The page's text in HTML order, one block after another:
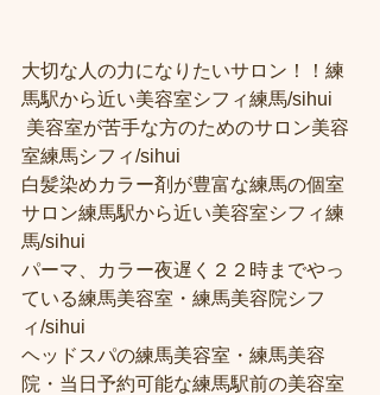
大切な人の力になりたいサロン！！練
馬駅から近い美容室シフィ練馬/sihui
室練馬シフィ/sihui
白髪染めカラー剤が豊富な練馬の個室
サロン練馬駅から近い美容室シフィ練
馬/sihui
パーマ、カラー夜遅く２２時までやっ
ている練馬美容室・練馬美容院シフ
ィ/sihui
ヘッドスパの練馬美容室・練馬美容
院・当日予約可能な練馬駅前の美容室